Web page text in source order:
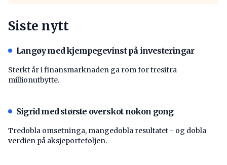
Siste nytt
Langøy med kjempegevinst på investeringar
Sterkt år i finansmarknaden ga rom for tresifra
millionutbytte.
Sigrid med største overskot nokon gong
Tredobla omsetninga, mangedobla resultatet - og dobla
verdien på aksjeporteføljen.